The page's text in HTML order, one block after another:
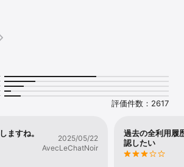
安全にログイン
ことで、次回以降のWeb会員サービス
スワード入力を省略できます。
りやすく
評価件数：2617
ますね。
2025/05/22
AvecLeChatNoir
過去の全利用履
認したい